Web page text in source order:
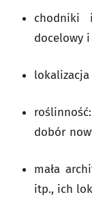
chodniki
docelowy
dobór
mała
itp., ich